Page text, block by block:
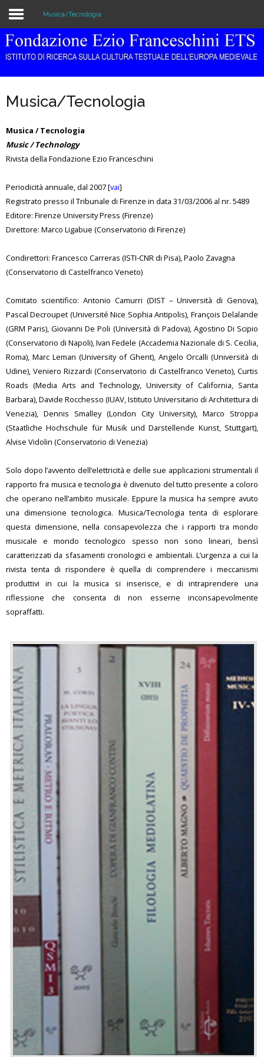
Home
Biblioteca e Archivio
Ricerca
Pubblicazioni
Formazione
Eventi
Musica/Tecnologia
Musica/Tecnologia
Musica / Tecnologia
Music / Technology
Rivista della Fondazione Ezio Franceschini
Periodicità annuale, dal 2007 [vai]
Registrato presso il Tribunale di Firenze in data 31/03/2006 al nr. 5489
Editore: Firenze University Press (Firenze)
Direttore: Marco Ligabue (Conservatorio di Firenze)
Condirettori: Francesco Carreras (ISTI-CNR di Pisa), Paolo Zavagna
(Conservatorio di Castelfranco Veneto)
Comitato scientifico: Antonio Camurri (DIST – Università di Genova),
Pascal Decroupet (Université Nice Sophia Antipolis), François Delalande
(GRM Paris), Giovanni De Poli (Università di Padova), Agostino Di Scipio
(Conservatorio di Napoli), Ivan Fedele (Accademia Nazionale di S. Cecilia,
Roma), Marc Leman (University of Ghent), Angelo Orcalli (Università di
Udine), Veniero Rizzardi (Conservatorio di Castelfranco Veneto), Curtis
Roads (Media Arts and Technology, University of California, Santa
Barbara), Davide Rocchesso (IUAV, Istituto Universitario di Architettura di
Venezia), Dennis Smalley (London City University), Marco Stroppa
(Staatliche Hochschule für Musik und Darstellende Kunst, Stuttgart),
Alvise Vidolin (Conservatorio di Venezia)
Solo dopo l’avvento dell’elettricità e delle sue applicazioni strumentali il
rapporto fra musica e tecnologia è divenuto del tutto presente a coloro
che operano nell’ambito musicale. Eppure la musica ha sempre avuto
una dimensione tecnologica. Musica/Tecnologia tenta di esplorare
questa dimensione, nella consapevolezza che i rapporti tra mondo
musicale e mondo tecnologico spesso non sono lineari, bensì
caratterizzati da sfasamenti cronologici e ambientali. L’urgenza a cui la
rivista tenta di rispondere è quella di comprendere i meccanismi
produttivi in cui la musica si inserisce, e di intraprendere una
riflessione che consenta di non esserne inconsapevolmente
sopraffatti.